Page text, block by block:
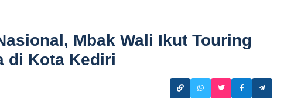
Mbak Wali Ikut Touring
di Kota Kediri